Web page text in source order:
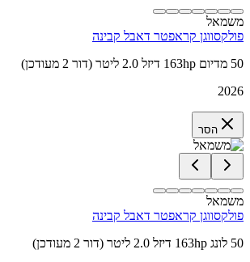
משמאל
פולקסווגן קראפטר דאבל קבינה
50 מדיום 163hp דיזל 2.0 ליטר (דור 2 מעודכן)
2026
הסר
משמאל
פולקסווגן קראפטר דאבל קבינה
50 לונג 163hp דיזל 2.0 ליטר (דור 2 מעודכן)